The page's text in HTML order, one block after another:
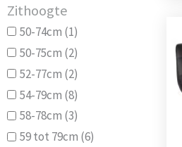
Zithoogte
50-74cm (1)
50-75cm (2)
52-77cm (2)
54-79cm (8)
58-78cm (3)
59 tot 79cm (6)